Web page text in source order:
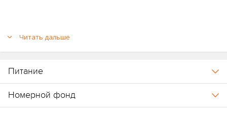
Читать дальше
Питание
Номерной фонд